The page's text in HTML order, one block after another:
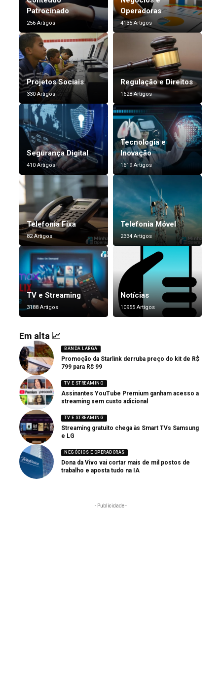
Patrocinado
256 Artigos
Operadoras
4135 Artigos
Projetos Sociais
330 Artigos
Regulação e Direitos
1628 Artigos
Segurança Digital
410 Artigos
Tecnologia e
Inovação
1619 Artigos
Telefonia Fixa
82 Artigos
Telefonia Móvel
2334 Artigos
TV e Streaming
3188 Artigos
Notícias
10955 Artigos
Em alta 📈
BANDA LARGA
Promoção da Starlink derruba preço do kit de R$
799 para R$ 99
TV E STREAMING
Assinantes YouTube Premium ganham acesso a
streaming sem custo adicional
TV E STREAMING
Streaming gratuito chega às Smart TVs Samsung
e LG
NEGÓCIOS E OPERADORAS
Dona da Vivo vai cortar mais de mil postos de
trabalho e aposta tudo na IA
- Publicidade -